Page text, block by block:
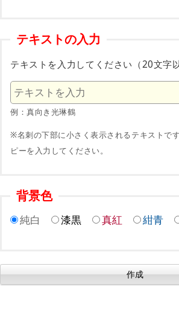
テキストの入力
テキストを入力してください（20文字以
例：真向き光琳鶴
※名刺の下部に小さく表示されるテキストで
ピーを入力してください。
背景色
純白 漆黒 真紅 紺青